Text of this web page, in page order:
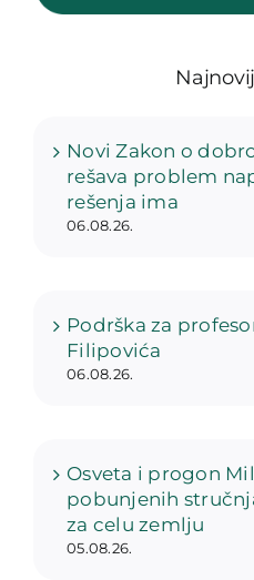
Novi Zakon o
rešava problem
rešenja ima
06.08.26.
Podrška za
Filipovića
06.08.26.
Osveta i progon
pobunjenih
za celu zemlju
05.08.26.